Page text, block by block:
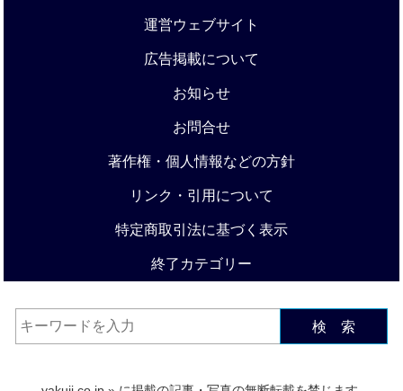
運営ウェブサイト
広告掲載について
お知らせ
お問合せ
著作権・個人情報などの方針
リンク・引用について
特定商取引法に基づく表示
終了カテゴリー
検 索